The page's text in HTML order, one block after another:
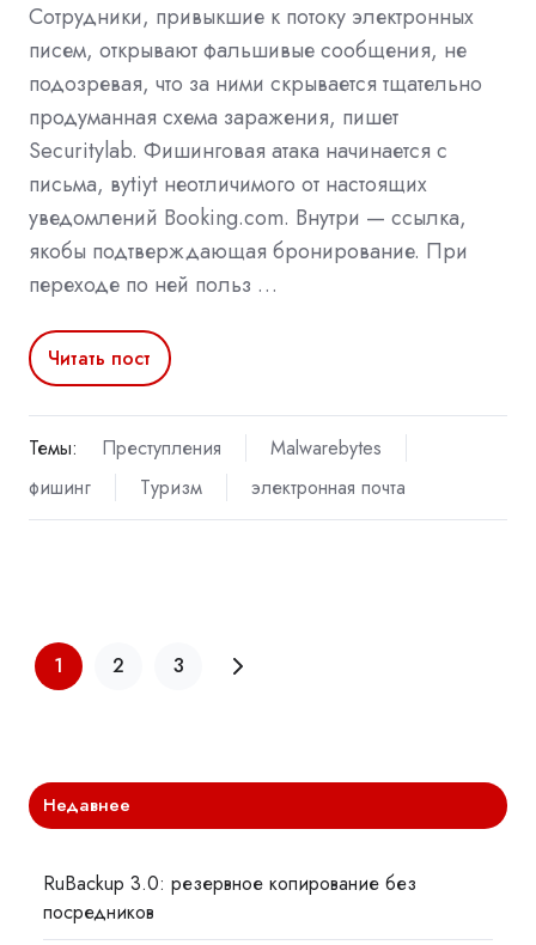
Сотрудники, привыкшие к потоку электронных
писем, открывают фальшивые сообщения, не
подозревая, что за ними скрывается тщательно
продуманная схема заражения, пишет
Securitylab. Фишинговая атака начинается с
письма, вytiyt неотличимого от настоящих
уведомлений Booking.com. Внутри — ссылка,
якобы подтверждающая бронирование. При
переходе по ней польз …
Читать пост
Темы: Преступления
Malwarebytes
фишинг
Туризм электронная почта
1 2 3
Недавнее
RuBackup 3.0: резервное копирование без
посредников